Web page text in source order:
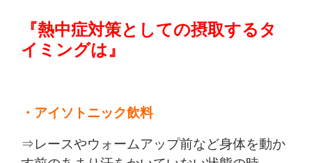
『熱中症対策としての摂取するタ
イミングは』
・アイソトニック飲料
⇒レースやウォームアップ前など身体を動か